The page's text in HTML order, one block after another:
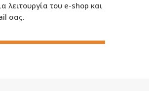
λειτουργία του e-shop και
σας.